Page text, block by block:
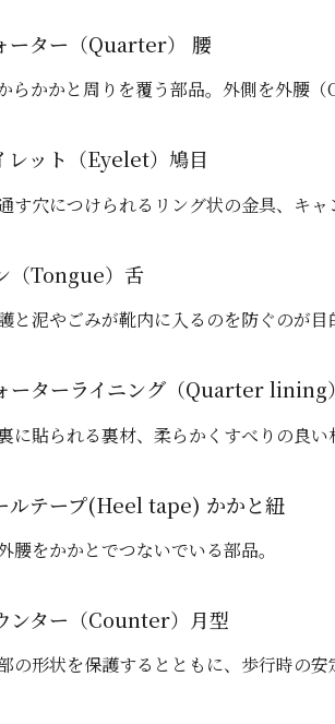
ーター（Quarter） 腰
らかかと周りを覆う部品。外側を外腰
レット（Eyelet）鳩目
す穴につけられるリング状の金具、キ
（Tongue）舌
と泥やごみが靴内に入るのを防ぐのが目
ーターライニング（Quarter lining
に貼られる裏材、柔らかくすべりの良い
ルテープ(Heel tape) かかと紐
腰をかかとでつないでいる部品。
ンター（Counter）月型
の形状を保護するとともに、歩行時の安